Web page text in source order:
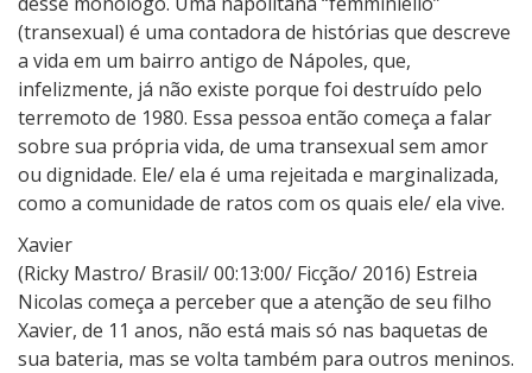
(transexual) é uma contadora de histórias que descreve
a vida em um bairro antigo de Nápoles, que,
infelizmente, já não existe porque foi destruído pelo
terremoto de 1980. Essa pessoa então começa a falar
sobre sua própria vida, de uma transexual sem amor
ou dignidade. Ele/ ela é uma rejeitada e marginalizada,
como a comunidade de ratos com os quais ele/ ela vive.
Xavier
(Ricky Mastro/ Brasil/ 00:13:00/ Ficção/ 2016) Estreia
Nicolas começa a perceber que a atenção de seu filho
Xavier, de 11 anos, não está mais só nas baquetas de
sua bateria, mas se volta também para outros meninos.